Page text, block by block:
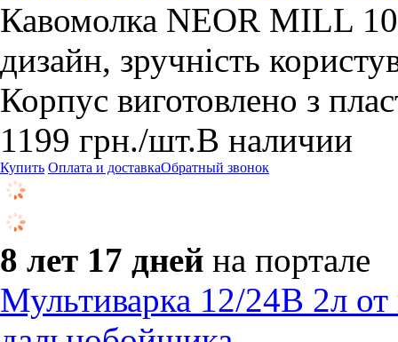
Кавомолка NEOR MILL
дизайн, зручність
Корпус виготовлено з
1199 грн./шт.В наличии
Купить Оплата и доставкаОбратный звонок
8 лет 17 дней на портале
Мультиварка 12/24В 2л от